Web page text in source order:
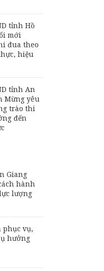
Việt
huy
An
hội
thêm
sĩ tại An
biển
tỉnh Hồ
mới
đua theo
hiệu
tỉnh An
Mừng yêu
trào thi
đến
Giang
hành
lượng
phục vụ,
hưởng